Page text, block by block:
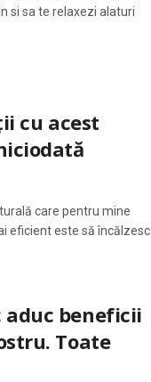
si sa te relaxezi alaturi
cu acest
care pentru mine
eficient este să încălzesc
aduc beneficii
Toate